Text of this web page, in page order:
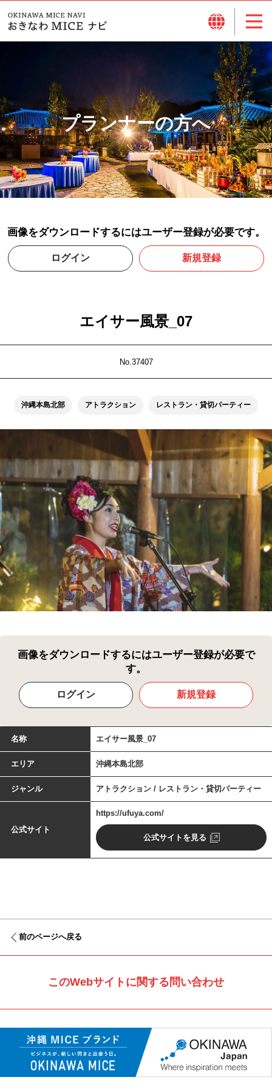
プランナーの方へ
画像をダウンロードするにはユーザー登録が必要です。
ログイン 新規登録
エイサー風景_07
No.37407
沖縄本島北部 アトラクション レストラン・貸切パーティー
画像をダウンロードするにはユーザー登録が必要で
す。
ログイン 新規登録
名称 エイサー風景_07
エリア 沖縄本島北部
ジャンル アトラクション / レストラン・貸切パーティー
公式サイト
https://ufuya.com/
公式サイトを見る
前のページへ戻る
このWebサイトに関する問い合わせ